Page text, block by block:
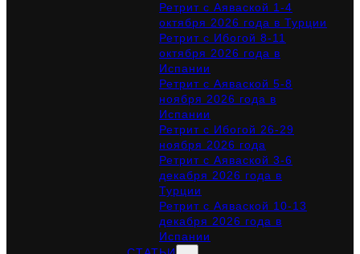
Ретрит с Аяваской 1-4
октября 2026 года в Турции
Ретрит с Ибогой 8-11
октября 2026 года в
Испании
Ретрит с Аяваской 5-8
ноября 2026 года в
Испании
Ретрит с Ибогой 26-29
ноября 2026 года
Ретрит с Аяваской 3-6
декабря 2026 года в
Турции
Ретрит с Аяваской 10-13
декабря 2026 года в
Испании